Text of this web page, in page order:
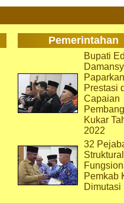
Pemerintahan
Bupati
Paparkan
Prestasi
Capaian
Kukar
2022
32
Pemkab
Dimutasi